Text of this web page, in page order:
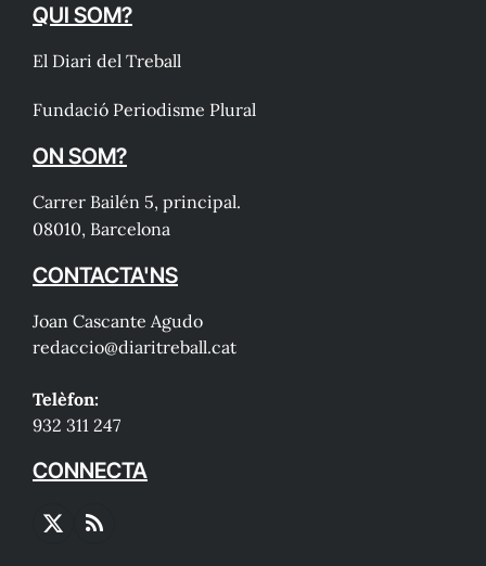
QUI SOM?
El Diari del Treball
Fundació Periodisme Plural
ON SOM?
Carrer Bailén 5, principal.
08010, Barcelona
CONTACTA'NS
Joan Cascante Agudo
redaccio@diaritreball.cat
Telèfon:
932 311 247
CONNECTA
X
RSS